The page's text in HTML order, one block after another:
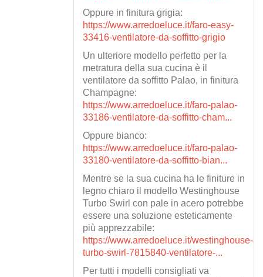
Oppure in finitura grigia:
https://www.arredoeluce.it/faro-easy-
33416-ventilatore-da-soffitto-grigio
Un ulteriore modello perfetto per la
metratura della sua cucina è il
ventilatore da soffitto Palao, in finitura
Champagne:
https://www.arredoeluce.it/faro-palao-
33186-ventilatore-da-soffitto-cham...
Oppure bianco:
https://www.arredoeluce.it/faro-palao-
33180-ventilatore-da-soffitto-bian...
Mentre se la sua cucina ha le finiture in
legno chiaro il modello Westinghouse
Turbo Swirl con pale in acero potrebbe
essere una soluzione esteticamente
più apprezzabile:
https://www.arredoeluce.it/westinghouse-
turbo-swirl-7815840-ventilatore-...
Per tutti i modelli consigliati va